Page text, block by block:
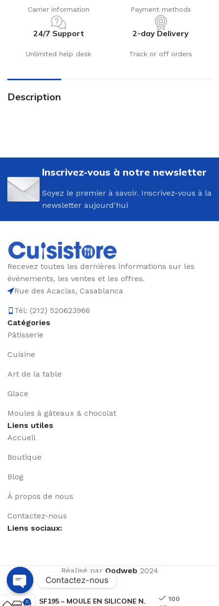
Carrier information Payment methods
24/7 Support
Unlimited help desk
2-day Delivery
Track or off orders
Description
Inscrivez-vous à notre newsletter
Soyez le premier à savoir. Inscrivez-vous à la
newsletter aujourd'hui
Recevez toutes les dernières informations sur les
événements, les ventes et les offres.
Rue des Acacias, Casablanca
Tél: (212) 520623966
Catégories
Pâtisserie
Cuisine
Art de la table
Glace
Moules à gâteaux & chocolat
Liens utiles
Accueil
Boutique
Blog
À propos de nous
Contactez-nous
Liens sociaux:
Réalisé par Qodweb2024
SF195 – MOULE EN SILICONE N.
100
0
Contactez-nous
Open